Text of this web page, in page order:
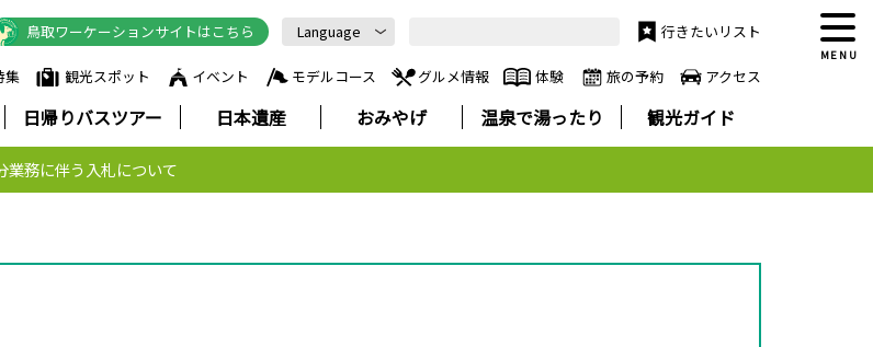
MENU
集 観光スポット イベント モデルコース グルメ情報 体験 旅の予約 アクセス
Language
中文简体
中文繁體
한국어
ภาษาไทย
行きたいリスト
鳥取ワーケーションサイトはこちら
日帰りバスツアー 日本遺産 おみやげ 温泉で湯ったり 観光ガイド
業務に伴う入札について